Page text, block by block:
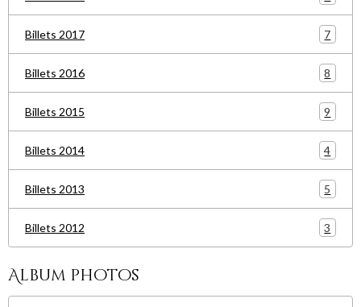
Billets 2017 7
Billets 2016 8
Billets 2015 9
Billets 2014 4
Billets 2013 5
Billets 2012 3
Album photos